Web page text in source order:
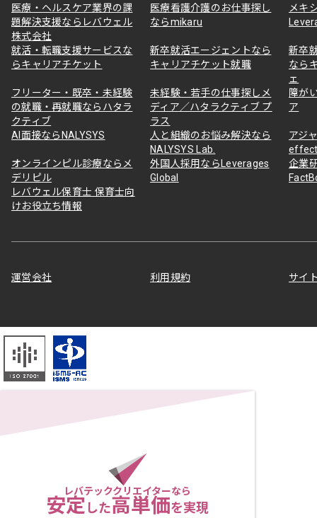
医療・ヘルスケア業界の課
題解決支援ならレバウェル
株式会社
医療看護介護のお仕事探し
ならmikaru
メキ
就活・転職支援サービスな
らキャリアチケット
新卒就活エージェントなら
キャリアチケット就職
新卒
なら
ェ
フリーター・既卒・未経験
の就職・再就職ならハタラ
クティブ
未経験・若手の仕事探しメ
ディア／ハタラクティブ プ
ラス
障が
ア
AI面接ならNALYSYS
人と組織のお悩み解決なら
NALYSYS Lab.
アジ
オンラインピル診療ならメ
デリピル
外国人採用ならLeverages
Global
企業
レバウェル保育士 保育士向
けお役立ち情報
運営会社 利用規約 サイ
レバテッククリエイターなら
安定した高単価を実現